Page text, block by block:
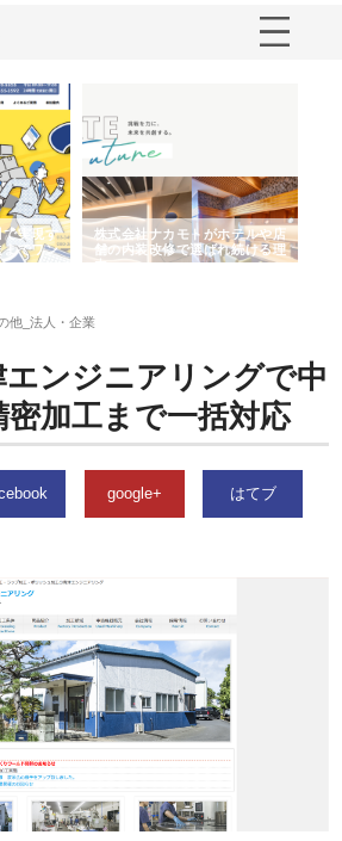
で実現す
までワン
株式会社ナカモトがホテルや店
舗の内装改修で選ばれ続ける理
由
他_法人・企業
ンジニアリングで中
加工まで一括対応
google+ はてブ